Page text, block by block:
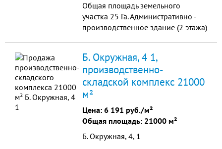
Общая площадь земельного
участка 25 Га. Административно -
производственное здание (2 этажа)
Б. Окружная, 4 1,
производственно-
складской комплекс 21000
м²
Цена: 6 191 руб./м²
Общая площадь: 21000 м²
Б. Окружная, 4, 1